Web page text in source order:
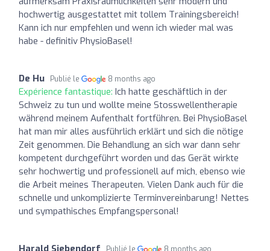
hochwertig ausgestattet mit tollem Trainingsbereich!
Kann ich nur empfehlen und wenn ich wieder mal was
habe - definitiv PhysioBasel!
De Hu Publié le 8 months ago
Expérience fantastique: Ich hatte geschäftlich in der
Schweiz zu tun und wollte meine Stosswellentherapie
während meinem Aufenthalt fortführen. Bei PhysioBasel
hat man mir alles ausführlich erklärt und sich die nötige
Zeit genommen. Die Behandlung an sich war dann sehr
kompetent durchgeführt worden und das Gerät wirkte
sehr hochwertig und professionell auf mich, ebenso wie
die Arbeit meines Therapeuten. Vielen Dank auch für die
schnelle und unkomplizierte Terminvereinbarung! Nettes
und sympathisches Empfangspersonal!
Harald Siebendorf Publié le 8 months ago